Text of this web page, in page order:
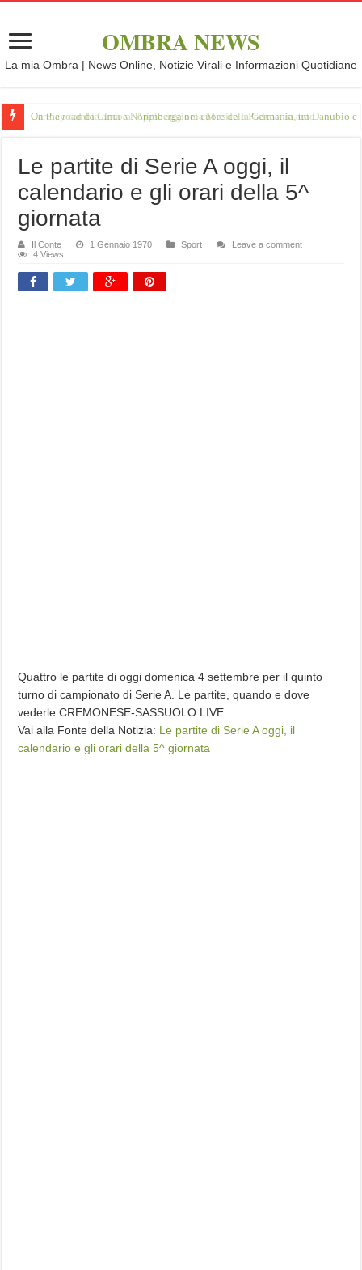
OMBRA NEWS
La mia Ombra | News Online, Notizie Virali e Informazioni Quotidiane
On the road da Ulma a Norimberga nel cuore della Germania, tra Danubio
Le partite di Serie A oggi, il
calendario e gli orari della 5^
giornata
Il Conte 1 Gennaio 1970 Sport
Leave a comment
4 Views
Quattro le partite di oggi domenica 4 settembre per il quinto
turno di campionato di Serie A. Le partite, quando e dove
vederle CREMONESE-SASSUOLO LIVE
Vai alla Fonte della Notizia: Le partite di Serie A oggi, il
calendario e gli orari della 5^ giornata